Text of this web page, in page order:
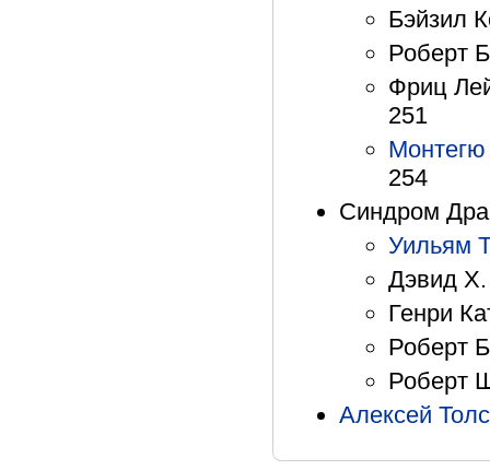
Бэйзил
Роберт
Фриц
251
254
Синдром
Уильям
Дэвид Х.
Генри
Роберт
Роберт
Алексей